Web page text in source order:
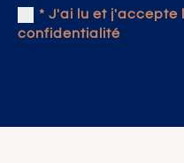
* J'ai lu et j'accepte
confidentialité